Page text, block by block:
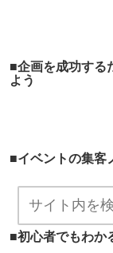
■企画を成功する
よう
■イベントの集客
■初心者でもわか